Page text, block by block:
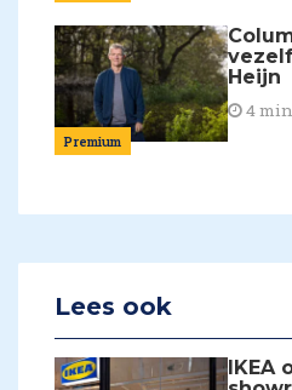
Premium
Heijn
4
Lees ook
IKEA